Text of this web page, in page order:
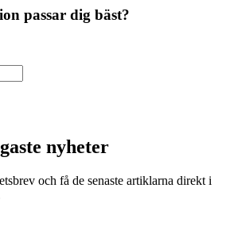
passar dig bäst?
nyheter
och få de senaste artiklarna direkt i